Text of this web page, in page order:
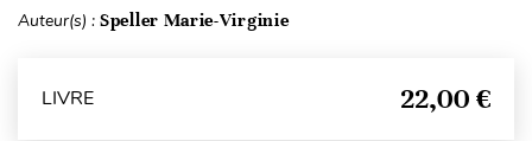
Auteur(s) : Speller Marie-Virginie
LIVRE 22,00 €